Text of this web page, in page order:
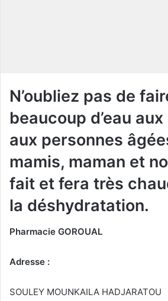
e
N’oubliez pas de
beaucoup d’eau
aux personnes
mamis, maman et
fait et fera très
la déshydratation.
Pharmacie GOROUAL
Adresse :
SOULEY MOUNKAILA HADJARATOU